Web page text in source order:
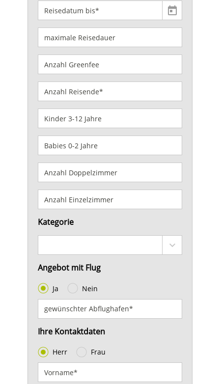
Kategorie
Angebot mit Flug
Ja Nein
Ihre Kontaktdaten
Herr Frau